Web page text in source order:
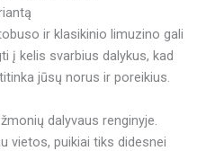
ir klasikinio limuzino gali
į kelis svarbius dalykus, kad
jūsų norus ir poreikius.
dalyvaus renginyje.
vietos, puikiai tiks didesnei